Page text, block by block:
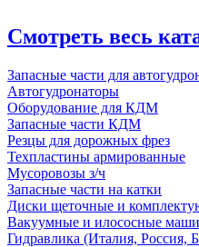
Смотреть весь
Запасные части для
Автогудронаторы
Оборудование для КДМ
Запасные части КДМ
Резцы для дорожных фрез
Техпластины армированные
Мусоровозы з/ч
Запасные части на катки
Диски щеточные и
Вакуумные и илососные
Гидравлика (Италия, Россия,